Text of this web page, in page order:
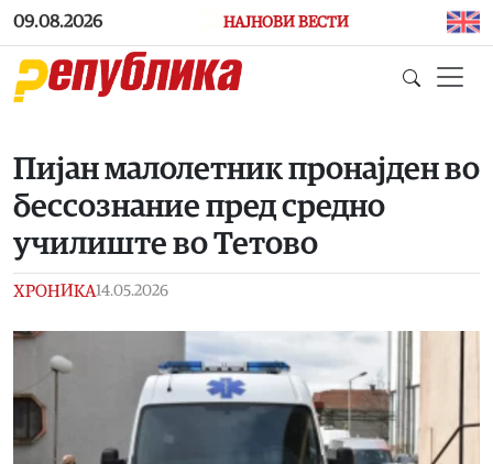
Skip to main content
09.08.2026 НАЈНОВИ ВЕСТИ
Пијан малолетник пронајден во
бессознание пред средно
училиште во Тетово
ХРОНИКА14.05.2026